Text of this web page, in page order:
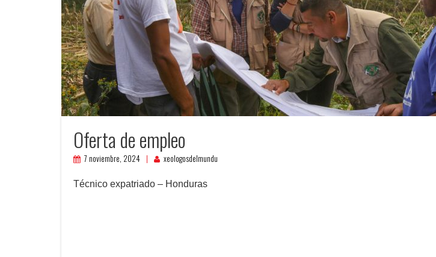
Oferta de empleo
7 noviembre, 2024 xeologosdelmundu
Técnico expatriado – Honduras